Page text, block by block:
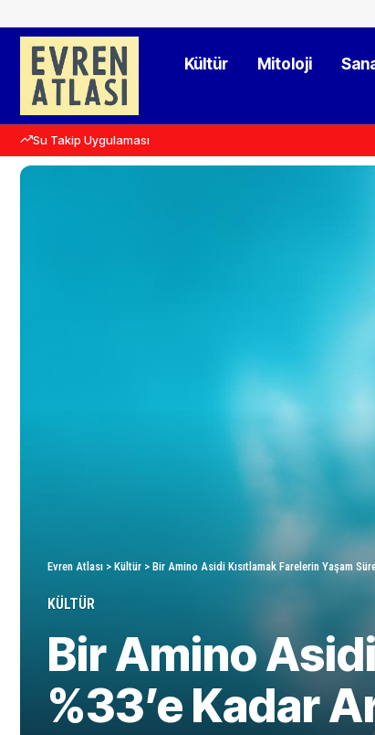
Kültür Mitoloji
Su Takip Uygulaması
Evren Atlası > Kültür > Bir Amino Asidi Kısıtlamak Farelerin Yaşam
KÜLTÜR
Bir Amino
%33’e Kadar